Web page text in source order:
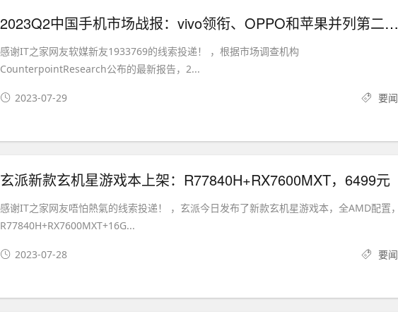
2023Q2中国手机市场战报：vivo领衔、OPPO和苹果并列第二、华为
感谢IT之家网友软媒新友1933769的线索投递！ ，根据市场调查机构
CounterpointResearch公布的最新报告，2...
2023-07-29 要闻
玄派新款玄机星游戏本上架：R77840H+RX7600MXT，6499元
感谢IT之家网友唔怕熱氣的线索投递！ ，玄派今日发布了新款玄机星游戏本，全AMD配置
R77840H+RX7600MXT+16G...
2023-07-28 要闻